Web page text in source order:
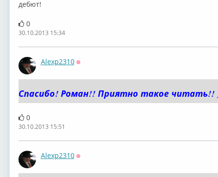
дебют!
0
30.10.2013 15:34
Alexp2310
Спасибо! Роман!! Приятно такое читать!!
0
30.10.2013 15:51
Alexp2310